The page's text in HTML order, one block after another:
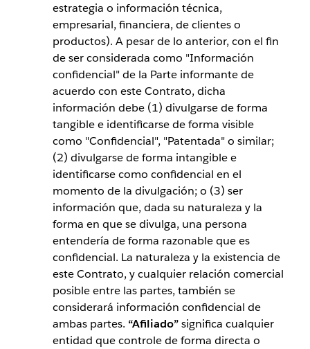
estrategia o información técnica,
empresarial, financiera, de clientes o
productos). A pesar de lo anterior, con el fin
de ser considerada como "Información
confidencial" de la Parte informante de
acuerdo con este Contrato, dicha
información debe (1) divulgarse de forma
tangible e identificarse de forma visible
como "Confidencial", "Patentada" o similar;
(2) divulgarse de forma intangible e
identificarse como confidencial en el
momento de la divulgación; o (3) ser
información que, dada su naturaleza y la
forma en que se divulga, una persona
entendería de forma razonable que es
confidencial. La naturaleza y la existencia de
este Contrato, y cualquier relación comercial
posible entre las partes, también se
considerará información confidencial de
ambas partes. “Afiliado”significa cualquier
entidad que controle de forma directa o